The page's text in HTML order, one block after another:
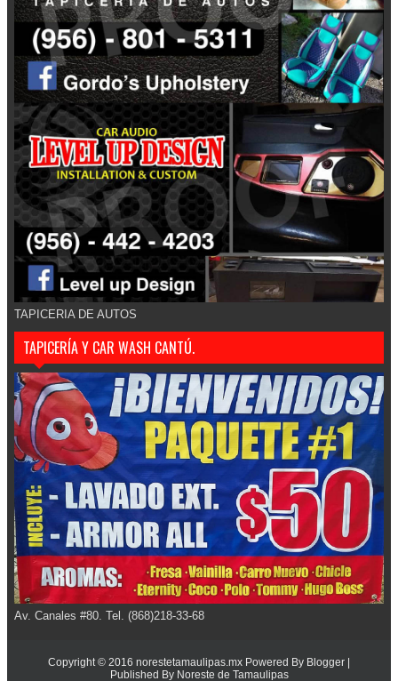
TAPICERIA DE AUTOS
TAPICERÍA Y CAR WASH CANTÚ.
Av. Canales #80. Tel. (868)218-33-68
Copyright © 2016 norestetamaulipas.mx Powered By Blogger |
Published By Noreste de Tamaulipas